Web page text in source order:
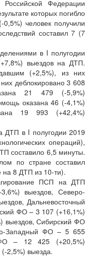
Федерации
которых погибло
человек получили
составил 7 (7
в I полугодии
выездов на ДТП.
(+2,5%), из них
деблокировано 3 608
21 479 (-5,9%)
оказана 46 (-4,1%)
19 993 (+42,4%)
в I полугодии 2019
операций),
составило 6,5 минуты.
по стране составил
на 8 ДТП из 10-ти).
ПСП на ДТП
выездов, Северо-
Дальневосточный
ФО – 3 107 (+16,1%)
Сибирский ФО
Западный ФО – 5 655
ФО – 12 425 (+20,5%)
2,5%) выезда.